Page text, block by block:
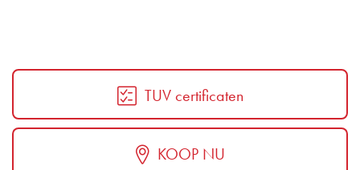
TUV certificaten
KOOP NU